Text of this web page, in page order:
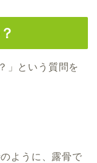
」という質問を
ように、露骨で